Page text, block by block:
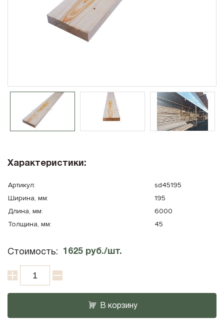
Характеристики:
Артикул:
sd45195
Ширина, мм:
195
Длина, мм:
6000
Толщина, мм:
45
Стоимость: 1625 руб./шт.
В корзину
Плоская крыша